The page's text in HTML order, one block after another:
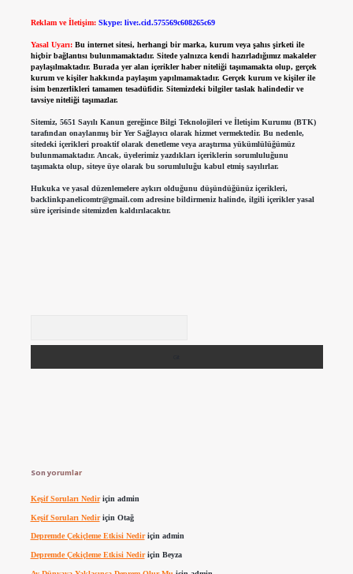
Reklam ve İletişim: Skype: live:.cid.575569c608265c69
Yasal Uyarı: Bu internet sitesi, herhangi bir marka, kurum veya şahıs şirketi ile
hiçbir bağlantısı bulunmamaktadır. Sitede yalnızca kendi hazırladığımız makaleler
paylaşılmaktadır. Burada yer alan içerikler haber niteliği taşımamakta olup, gerçek
kurum ve kişiler hakkında paylaşım yapılmamaktadır. Gerçek kurum ve kişiler ile
isim benzerlikleri tamamen tesadüfidir. Sitemizdeki bilgiler taslak halindedir ve
tavsiye niteliği taşımazlar.
Sitemiz, 5651 Sayılı Kanun gereğince Bilgi Teknolojileri ve İletişim Kurumu (BTK)
tarafından onaylanmış bir Yer Sağlayıcı olarak hizmet vermektedir. Bu nedenle,
sitedeki içerikleri proaktif olarak denetleme veya araştırma yükümlülüğümüz
bulunmamaktadır. Ancak, üyelerimiz yazdıkları içeriklerin sorumluluğunu
taşımakta olup, siteye üye olarak bu sorumluluğu kabul etmiş sayılırlar.
Hukuka ve yasal düzenlemelere aykırı olduğunu düşündüğünüz içerikleri,
backlinkpanelicomtr@gmail.comadresine bildirmeniz halinde, ilgili içerikler yasal
süre içerisinde sitemizden kaldırılacaktır.
Son yorumlar
Keşif Soruları Nediriçin admin
Keşif Soruları Nediriçin Otağ
Depremde Çekiçleme Etkisi Nediriçin admin
Depremde Çekiçleme Etkisi Nediriçin Beyza